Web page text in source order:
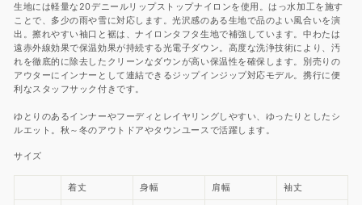
生地には軽量な20デニールリップストップナイロンを使用。はっ水加工を施す
ことで、多少の雨や雪に対応します。光沢感のある生地で品のよい風合いを演
出。擦れやすい袖口と裾は、ナイロンタフタ生地で補強しています。中わたは
遠赤外線効果で保温効果が持続する光電子ダウン。高度な洗浄技術により、汚
れを徹底的に除去したクリーンなダウンが高い保温性を確保します。別売りの
アウターにインナーとして連結できるジップインジップ対応モデル。携行に便
利なスタッフサック付きです。
ゆとりのあるインナーやフーディとレイヤリングしやすい、ゆったりとしたシ
ルエット。秋～冬のアウトドアやタウンユースで活躍します。
サイズ
着丈 身幅 肩幅 袖丈